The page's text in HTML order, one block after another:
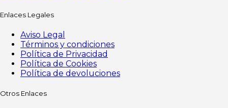
Enlaces Legales
Aviso Legal
Términos y condiciones
Política de Privacidad
Política de Cookies
Política de devoluciones
Otros Enlaces